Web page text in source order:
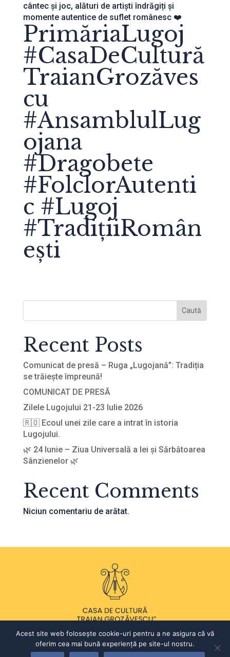
cântec și joc, alături de artiști îndrăgiți și
momente autentice de suflet românesc ❤️
PrimăriaLugoj
#CasaDeCultură
TraianGrozăves
cu
#AnsamblulLug
ojana
#Dragobete
#FolclorAutenti
c #Lugoj
#TradițiiRomân
ești
Caută
Recent Posts
Comunicat de presă – Ruga „Lugojană”: Tradiția
se trăiește împreună!
COMUNICAT DE PRESĂ
Zilele Lugojului 21-23 Iulie 2026
🇷🇴 Ecoul unei zile care a intrat în istoria
Lugojului.
🌿 24 Iunie – Ziua Universală a Iei și Sărbătoarea
Sânzienelor 🌿
Recent Comments
Niciun comentariu de arătat.
Acest site web folosește cookie-uri pentru a ne asigura că vă
oferim cea mai bună experiență pe site-ul nostru.